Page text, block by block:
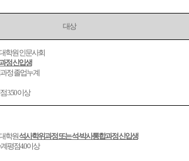
대상
학원 인문사회
정 신입생
정 졸업누계
3.50 이상
학원석사학위과정 또는 석·박사통합과정 신입생
평점4.0이상